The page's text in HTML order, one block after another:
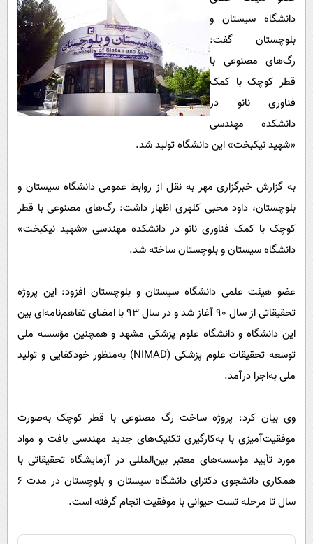
فناوری
گوناگون
حوادث
محیط زیست
بین الملل
اجتماعی
روانشناسی
آشپزی
دانلود
دانشگاه سیستان و
بلوچستان گفت:
رگ‌های مصنوعی با
قطر کوچک با کمک
فناوری نانو در
دانشکده مهندسی
«شهید نیکبخت» این دانشگاه تولید شد.
به گزارش خبرگزاری مهر به نقل از روابط عمومی دانشگاه سیستان و
بلوچستان، داود محبی کلهری اظهار داشت: رگ‌های مصنوعی با قطر
کوچک با کمک فناوری نانو در دانشکده مهندسی «شهید نیکبخت»
دانشگاه سیستان و بلوچستان ساخته شد.
عضو هیئت علمی دانشگاه سیستان و بلوچستان افزود: این پروژه
تحقیقاتی از سال ۹۰ آغاز شد و در سال ۹۳ با امضای تفاهم‌نامه‌ای بین
این دانشگاه و دانشگاه علوم پزشکی مشهد و همچنین مؤسسه ملی
توسعه تحقیقات علوم پزشکی (NIMAD) به‌منظور خودکفایی و تولید
ملی به‌اجرا درآمد.
وی بیان کرد: پروژه ساخت رگ مصنوعی با قطر کوچک به‌صورت
موفقیت‌آمیزی با به‌کارگیری تکنیک‌های جدید مهندسی بافت و مواد
مورد تأیید مؤسسه‌های معتبر بین‌المللی در آزمایشگاه تحقیقاتی با
همکاری دانشجوی دکترای دانشگاه سیستان و بلوچستان در مدت ۶
سال تا مرحله تست حیوانی با موفقیت انجام گرفته است.